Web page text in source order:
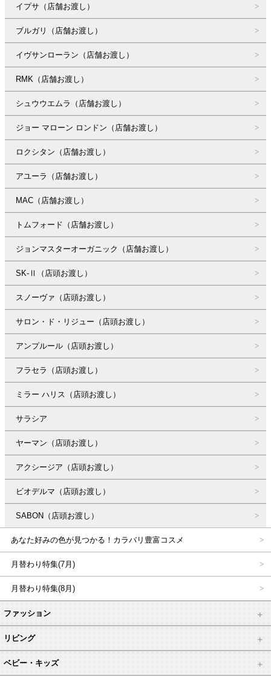
イプサ（店舗お渡し）
ブルガリ（店舗お渡し）
イヴサンローラン（店舗お渡し）
RMK（店舗お渡し）
シュウウエムラ（店舗お渡し）
ジョー マローン ロンドン（店舗お渡し）
ロクシタン（店舗お渡し）
アユーラ（店舗お渡し）
MAC（店舗お渡し）
トムフォード（店舗お渡し）
ジョンマスターオーガニック（店舗お渡し）
SK-Ⅱ（店頭お渡し）
スノーヴァ（店頭お渡し）
サロン・ド・リジュー（店頭お渡し）
アンプルール（店頭お渡し）
フラセラ（店頭お渡し）
ミラー ハリス（店頭お渡し）
サラシア
ヤーマン（店頭お渡し）
アクシージア（店頭お渡し）
ビオデルマ（店頭お渡し）
SABON（店頭お渡し）
あなた好みの色が見つかる！カラバリ豊富コスメ
月替わり特集(7月)
月替わり特集(8月)
ファッション
リビング
ベビー・キッズ